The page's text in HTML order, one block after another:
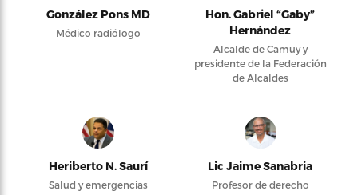
González Pons MD
Médico radiólogo
Hon. Gabriel “Gaby”
Hernández
Alcalde de Camuy y
presidente de la Federación
de Alcaldes
Heriberto N. Saurí
Salud y emergencias
Lic Jaime Sanabria
Profesor de derecho